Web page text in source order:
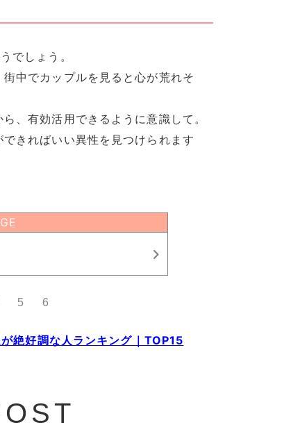
でしょう。
中でカップルを見ると心が荒れそ
、有効活用できるように意識して。
きればいい異性を見つけられます
5 6
絶好調な人ランキング｜TOP15